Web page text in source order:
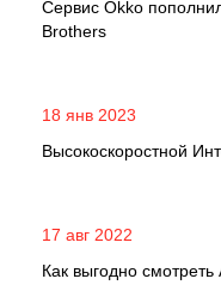
Сервис Okko
Brothers
18 янв 2023
Высокоскоростной
17 авг 2022
Как выгодно